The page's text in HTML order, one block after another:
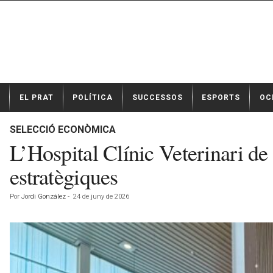
t
EL PRAT POLÍTICA SUCCESSOS ESPORTS OCI
SELECCIÓ ECONÒMICA
L’Hospital Clínic Veterinari
estratègiques
Por Jordi González - 24 de juny de 2026